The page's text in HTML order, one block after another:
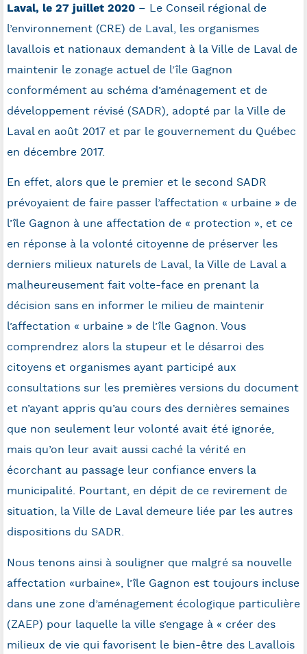
Laval, le 27 juillet 2020 – Le Conseil régional de
l’environnement (CRE) de Laval, les organismes
lavallois et nationaux demandent à la Ville de Laval de
maintenir le zonage actuel de l’île Gagnon
conformément au schéma d’aménagement et de
développement révisé (SADR), adopté par la Ville de
Laval en août 2017 et par le gouvernement du Québec
en décembre 2017.
En effet, alors que le premier et le second SADR
prévoyaient de faire passer l’affectation « urbaine » de
l’île Gagnon à une affectation de « protection », et ce
en réponse à la volonté citoyenne de préserver les
derniers milieux naturels de Laval, la Ville de Laval a
malheureusement fait volte-face en prenant la
décision sans en informer le milieu de maintenir
l’affectation « urbaine » de l’île Gagnon. Vous
comprendrez alors la stupeur et le désarroi des
citoyens et organismes ayant participé aux
consultations sur les premières versions du document
et n’ayant appris qu’au cours des dernières semaines
que non seulement leur volonté avait été ignorée,
mais qu’on leur avait aussi caché la vérité en
écorchant au passage leur confiance envers la
municipalité. Pourtant, en dépit de ce revirement de
situation, la Ville de Laval demeure liée par les autres
dispositions du SADR.
Nous tenons ainsi à souligner que malgré sa nouvelle
affectation «urbaine», l’île Gagnon est toujours incluse
dans une zone d’aménagement écologique particulière
(ZAEP) pour laquelle la ville s’engage à « créer des
milieux de vie qui favorisent le bien-être des Lavallois